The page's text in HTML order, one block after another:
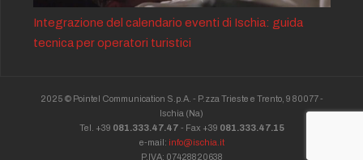
Integrazione del calendario eventi di Ischia: guida
tecnica per operatori turistici
2025 © Pointel Communication S.p.A. - P.zza Trieste e Trento, 9 80077 -
Ischia (Na)
Tel. +39 081.333.47.47 - Fax +39 081.333.47.15
e-mail: info@ischia.it
P.IVA: 07428820638